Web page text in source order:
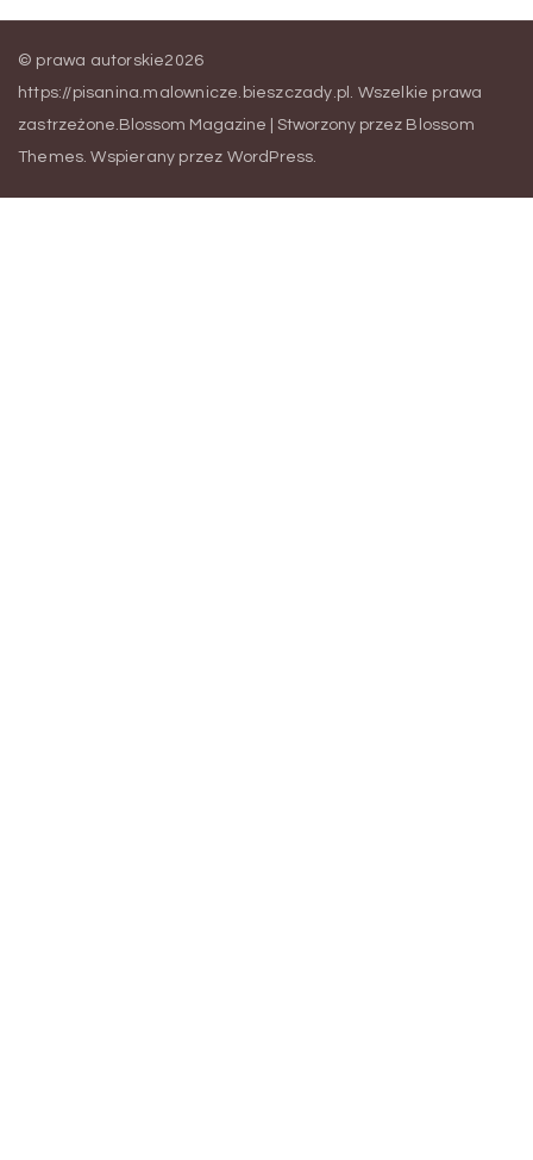
© prawa autorskie2026
https://pisanina.malownicze.bieszczady.pl . Wszelkie prawa
zastrzeżone.Blossom Magazine | Stworzony przez Blossom
Themes. Wspierany przez WordPress.